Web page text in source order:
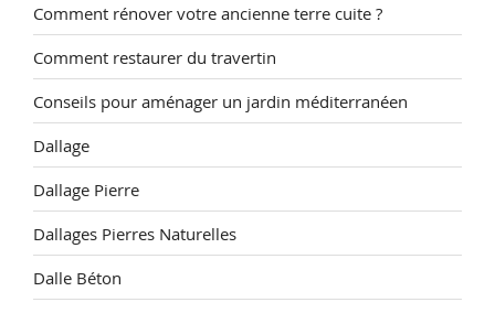
Comment rénover votre ancienne terre cuite ?
Comment restaurer du travertin
Conseils pour aménager un jardin méditerranéen
Dallage
Dallage Pierre
Dallages Pierres Naturelles
Dalle Béton